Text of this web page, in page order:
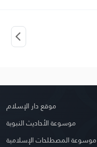
موقع دار الإسلام
موسوعة الأحاديث النبوية
موسوعة المصطلحات الإسلامية